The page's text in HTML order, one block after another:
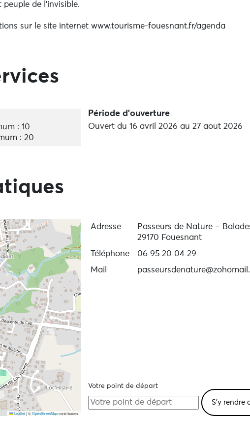
de l'invisible.
sur le site internet www.tourisme-fouesnant.fr/agenda
: 10
: 20
Période d'ouverture
Ouvert du 16 avril 2026 au 27 aout 2026
Leaflet |©OpenStreetMapcontributors
Adresse
Passeurs de Nature –
29170 Fouesnant
Téléphone
06 95 20 04 29
Mail
Votre point de départ